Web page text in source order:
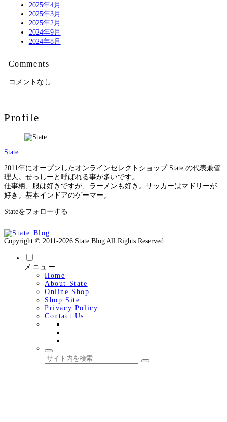
2025年4月
2025年3月
2025年2月
2024年9月
2024年8月
Comments
コメントなし
Profile
State
2011年にオープンしたオンラインセレクトショップ State の代表兼管
理人。せっしーと呼ばれる事が多いです。
仕事柄、服は好きですが、ラーメンも好き。サッカーはマドリーが
好き。基本インドアのゲーマー。
Stateをフォローする
Copyright © 2011-2026 State Blog All Rights Reserved.
メニュー
Home
About State
Online Shop
Shop Site
Privacy Policy
Contact Us